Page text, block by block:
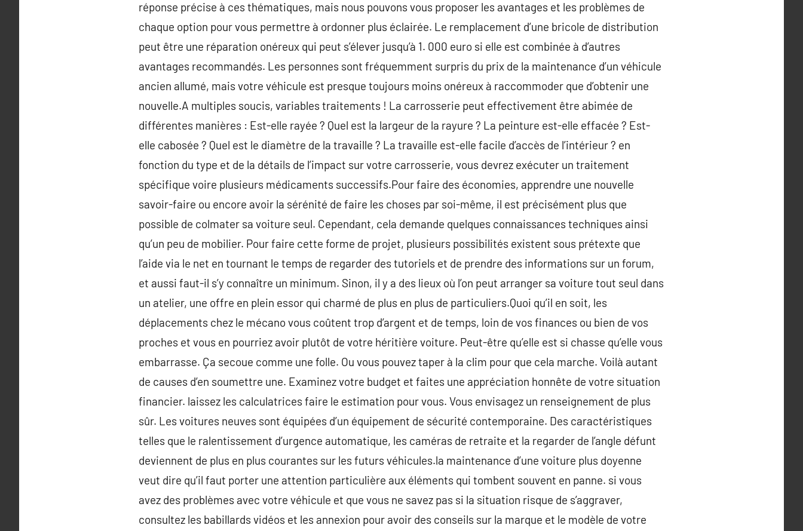
réponse précise à ces thématiques, mais nous pouvons vous proposer les avantages et les problèmes de
chaque option pour vous permettre à ordonner plus éclairée. Le remplacement d’une bricole de distribution
peut être une réparation onéreux qui peut s’élever jusqu’à 1. 000 euro si elle est combinée à d’autres
avantages recommandés. Les personnes sont fréquemment surpris du prix de la maintenance d’un véhicule
ancien allumé, mais votre véhicule est presque toujours moins onéreux à raccommoder que d’obtenir une
nouvelle.A multiples soucis, variables traitements ! La carrosserie peut effectivement être abimée de
différentes manières : Est-elle rayée ? Quel est la largeur de la rayure ? La peinture est-elle effacée ? Est-
elle cabosée ? Quel est le diamètre de la travaille ? La travaille est-elle facile d’accès de l’intérieur ? en
fonction du type et de la détails de l’impact sur votre carrosserie, vous devrez exécuter un traitement
spécifique voire plusieurs médicaments successifs.Pour faire des économies, apprendre une nouvelle
savoir-faire ou encore avoir la sérénité de faire les choses par soi-même, il est précisément plus que
possible de colmater sa voiture seul. Cependant, cela demande quelques connaissances techniques ainsi
qu’un peu de mobilier. Pour faire cette forme de projet, plusieurs possibilités existent sous prétexte que
l’aide via le net en tournant le temps de regarder des tutoriels et de prendre des informations sur un forum,
et aussi faut-il s’y connaître un minimum. Sinon, il y a des lieux où l’on peut arranger sa voiture tout seul dans
un atelier, une offre en plein essor qui charmé de plus en plus de particuliers.Quoi qu’il en soit, les
déplacements chez le mécano vous coûtent trop d’argent et de temps, loin de vos finances ou bien de vos
proches et vous en pourriez avoir plutôt de votre héritière voiture. Peut-être qu’elle est si chasse qu’elle vous
embarrasse. Ça secoue comme une folle. Ou vous pouvez taper à la clim pour que cela marche. Voilà autant
de causes d’en soumettre une. Examinez votre budget et faites une appréciation honnête de votre situation
financier. laissez les calculatrices faire le estimation pour vous. Vous envisagez un renseignement de plus
sûr. Les voitures neuves sont équipées d’un équipement de sécurité contemporaine. Des caractéristiques
telles que le ralentissement d’urgence automatique, les caméras de retraite et la regarder de l’angle défunt
deviennent de plus en plus courantes sur les futurs véhicules.la maintenance d’une voiture plus doyenne
veut dire qu’il faut porter une attention particulière aux éléments qui tombent souvent en panne. si vous
avez des problèmes avec votre véhicule et que vous ne savez pas si la situation risque de s’aggraver,
consultez les babillards vidéos et les annexion pour avoir des conseils sur la marque et le modèle de votre